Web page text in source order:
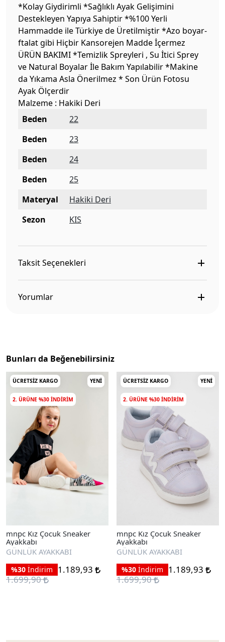
*Kolay Giydirimli *Sağlıklı Ayak Gelişimini
Destekleyen Yapıya Sahiptir *%100 Yerli
Hammadde ile Türkiye de Üretilmiştir *Azo boyar-
ftalat gibi Hiçbir Kansorejen Madde İçermez
ÜRÜN BAKIMI *Temizlik Spreyleri , Su İtici Sprey
ve Natural Boyalar İle Bakım Yapılabilir *Makine
da Yıkama Asla Önerilmez * Son Ürün Fotosu
Ayak Ölçerdir
Malzeme : Hakiki Deri
Beden
22
Beden
23
Beden
24
Beden
25
Materyal
Hakiki Deri
Sezon
KIS
Taksit Seçenekleri
Yorumlar
Bunları da Beğenebilirsiniz
ÜCRETSIZ KARGO YENI
2. ÜRÜNE %30 INDIRIM
mnpc Kız Çocuk Sneaker
Ayakkabı
GÜNLÜK AYAKKABI
%30 İndirim
1.189,93
1.699,90
ÜCRETSIZ KARGO YENI
2. ÜRÜNE %30 INDIRIM
mnpc Kız Çocuk Sneaker
Ayakkabı
GÜNLÜK AYAKKABI
%30 İndirim
1.189,93
1.699,90